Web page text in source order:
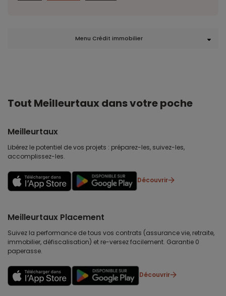
Menu Crédit immobilier
Tout Meilleurtaux dans votre poche
Meilleurtaux
Libérez le potentiel de vos projets : préparez-les, suivez-les,
accomplissez-les.
Découvrir
Meilleurtaux Placement
Suivez la performance de tous vos contrats (assurance vie, retraite,
immobilier, défiscalisation) et re-versez facilement. Garantie 0
paperasse.
Découvrir